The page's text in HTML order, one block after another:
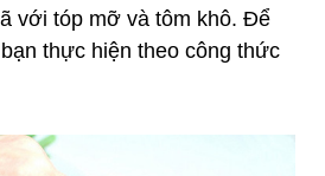
với tóp mỡ và tôm khô. Để
thực hiện theo công thức